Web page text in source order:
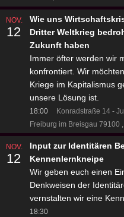
NOV.
12
Wie uns
Dritter Weltkrieg
Zukunft haben
Immer öfter werden wir
konfrontiert. Wir
Kriege im Kapitalismus
unsere Lösung ist.
18:00 Konradstraße 14 -
Freiburg im Breisgau 79100
NOV.
12
Input zur Identitären
Kennenlernkneipe
Wir geben euch einen
Denkweisen der
vernstalten wir eine
18:30